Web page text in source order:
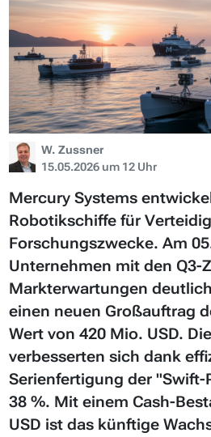
W. Zussner
15.05.2026 um 12 Uhr
Mercury Systems
Robotikschiffe für
Forschungszwecke. Am
Unternehmen mit den Q3-
Markterwartungen
einen neuen Großauftrag
Wert von 420 Mio. USD.
verbesserten sich dank
Serienfertigung der "Swift-
38 %. Mit einem Cash-
USD ist das künftige